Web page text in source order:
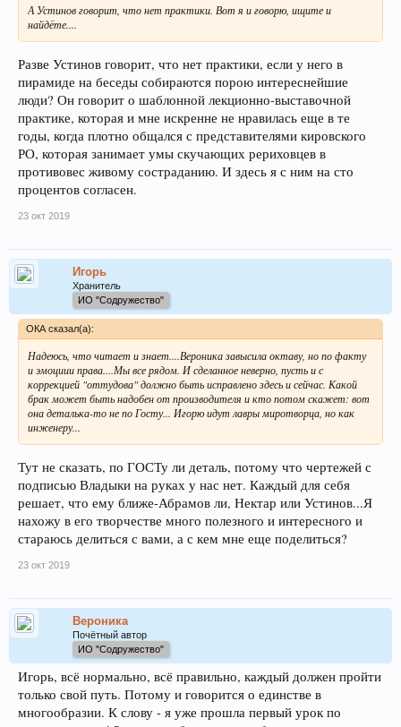
А Устинов говорит, что нет практики. Вот я и говорю, ищите и
найдёте....
Разве Устинов говорит, что нет практики, если у него в
пирамиде на беседы собираются порою интереснейшие
люди? Он говорит о шаблонной лекционно-выставочной
практике, которая и мне искренне не нравилась еще в те
годы, когда плотно общался с представителями кировского
РО, которая занимает умы скучающих рериховцев в
противовес живому состраданию. И здесь я с ним на сто
процентов согласен.
23 окт 2019
Игорь
Хранитель
ИО "Содружество"
ОКА сказал(а):
Надеюсь, что читает и знает....Вероника завысила октаву, но по факту
и эмоциии права....Мы все рядом. И сделанное неверно, пусть и с
коррекцией "оттудова" должно быть исправлено здесь и сейчас. Какой
брак может быть надобен от производителя и кто потом скажет: вот
она деталька-то не по Госту... Игорю идут лавры миротворца, но как
инженеру...
Тут не сказать, по ГОСТу ли деталь, потому что чертежей с
подписью Владыки на руках у нас нет. Каждый для себя
решает, что ему ближе-Абрамов ли, Нектар или Устинов...Я
нахожу в его творчестве много полезного и интересного и
стараюсь делиться с вами, а с кем мне еще поделиться?
23 окт 2019
Вероника
Почётный автор
ИО "Содружество"
Игорь, всё нормально, всё правильно, каждый должен пройти
только свой путь. Потому и говорится о единстве в
многообразии. К слову - я уже прошла первый урок по